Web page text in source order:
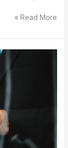
Read More »